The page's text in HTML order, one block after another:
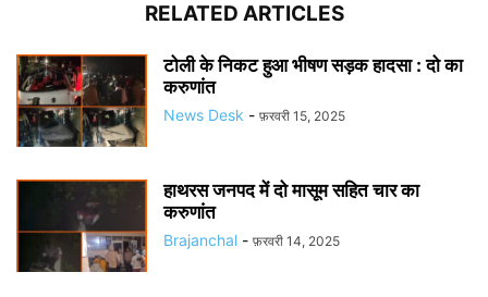
RELATED ARTICLES
टोली के निकट हुआ भीषण सड़क हादसा : दो का
करुणांत
News Desk - फ़रवरी 15, 2025
हाथरस जनपद में दो मासूम सहित चार का
करुणांत
Brajanchal - फ़रवरी 14, 2025